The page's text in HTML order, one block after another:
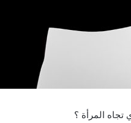
المرأة ؟